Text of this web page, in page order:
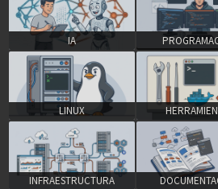
IA
LINUX
INFRAESTRUCTURA